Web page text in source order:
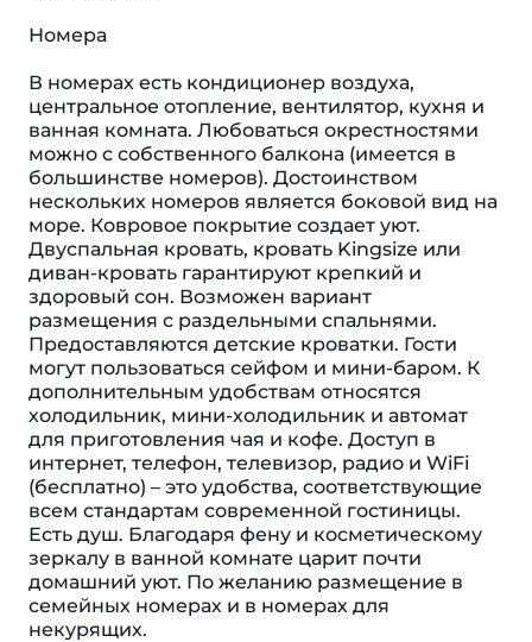
Номера
В номерах есть кондиционер воздуха,
центральное отопление, вентилятор, кухня и
ванная комната. Любоваться окрестностями
можно с собственного балкона (имеется в
большинстве номеров). Достоинством
нескольких номеров является боковой вид на
море. Ковровое покрытие создает уют.
Двуспальная кровать, кровать Kingsize или
диван-кровать гарантируют крепкий и
здоровый сон. Возможен вариант
размещения с раздельными спальнями.
Предоставляются детские кроватки. Гости
могут пользоваться сейфом и мини-баром. К
дополнительным удобствам относятся
холодильник, мини-холодильник и автомат
для приготовления чая и кофе. Доступ в
интернет, телефон, телевизор, радио и WiFi
(бесплатно) – это удобства, соответствующие
всем стандартам современной гостиницы.
Eсть душ. Благодаря фену и косметическому
зеркалу в ванной комнате царит почти
домашний уют. По желанию размещение в
семейных номерах и в номерах для
некурящих.